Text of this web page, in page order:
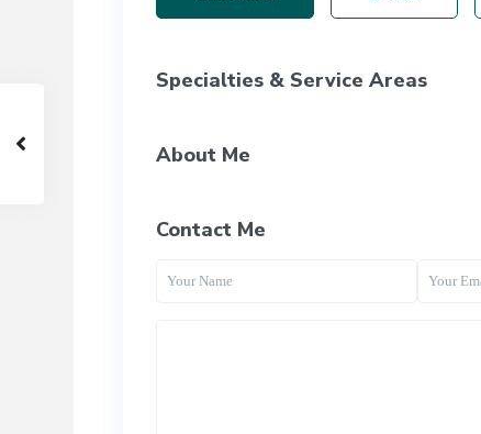
Specialties & Service Areas
About Me
Contact Me